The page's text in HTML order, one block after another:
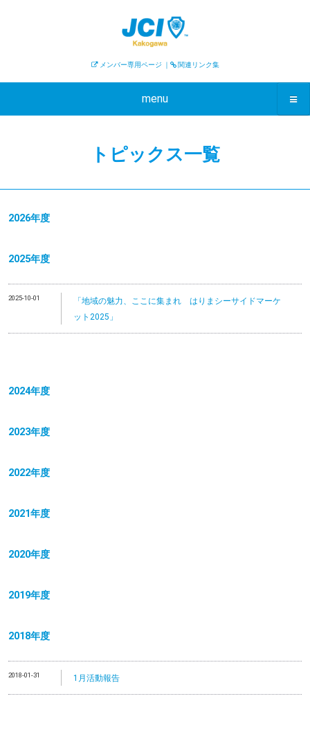
メンバー専用ページ ｜ 関連リンク集
menu
トピックス一覧
2026年度
2025年度
2025-10-01
「地域の魅力、ここに集まれ はりまシーサイドマーケ
ット2025」
2024年度
2023年度
2022年度
2021年度
2020年度
2019年度
2018年度
2018-01-31 1月活動報告